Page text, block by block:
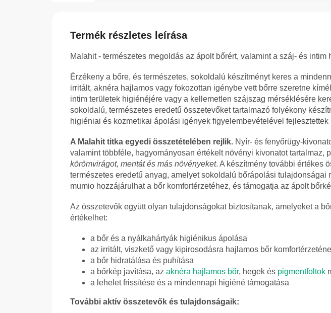
Termék részletes leírása
Malahit - természetes megoldás az ápolt bőrért, valamint a száj- és intim
Érzékeny a bőre, és természetes, sokoldalú készítményt keres a
irritált, aknéra hajlamos vagy fokozottan igénybe vett bőrre szeretne
intim területek higiénéjére vagy a kellemetlen szájszag mérséklésére
sokoldalú, természetes eredetű összetevőket tartalmazó folyékony
higiéniai és kozmetikai ápolási igények figyelembevételével fejlesztettek
A Malahit titka egyedi összetételében rejlik. Nyír- és fenyőrügy-
valamint többféle, hagyományosan értékelt növényi kivonatot tartalmaz,
körömvirágot, mentát és más növényeket. A készítmény további értékes
természetes eredetű anyag, amelyet sokoldalú bőrápolási tulajdonságai
mumio hozzájárulhat a bőr komfortérzetéhez, és támogatja az ápolt
Az összetevők együtt olyan tulajdonságokat biztosítanak, amelyeket a
értékelhet:
a bőr és a nyálkahártyák higiénikus ápolása
az irritált, viszkető vagy kipirosodásra hajlamos bőr
a bőr hidratálása és puhítása
a bőrkép javítása, az aknéra hajlamos bőr, hegek és pigmentfoltok
a lehelet frissítése és a mindennapi higiéné támogatása
További aktív összetevők és tulajdonságaik: